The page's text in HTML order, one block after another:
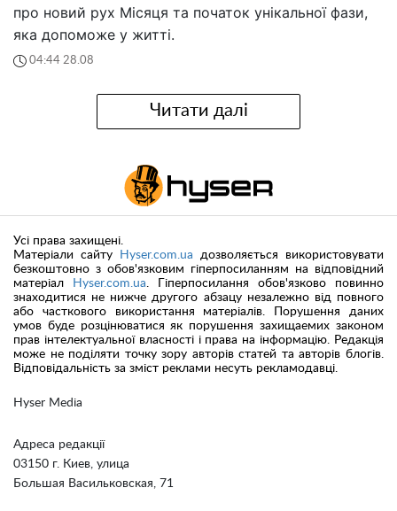
про новий рух Місяця та початок унікальної фази,
яка допоможе у житті.
04:44 28.08
Читати далі
Hyser Media
Адреса редакції
03150 г. Киев, улица
Большая Васильковская, 71
Усі права захищені.
Матеріали сайту
Hyser.com.ua дозволяється використовувати
безкоштовно з обов'язковим гіперпосиланням на відповідний
матеріал
Hyser.com.ua . Гіперпосилання обов'язково повинно
знаходитися не нижче другого абзацу незалежно від повного
або часткового використання матеріалів. Порушення даних
умов буде розцінюватися як порушення захищаемих законом
прав інтелектуальної власності і права на інформацію. Редакція
може не поділяти точку зору авторів статей та авторів блогів.
Відповідальність за зміст реклами несуть рекламодавці.